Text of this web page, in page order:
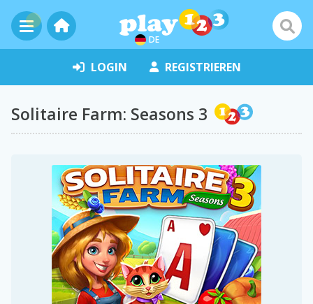
DE
LOGIN REGISTRIEREN
Solitaire Farm: Seasons 3